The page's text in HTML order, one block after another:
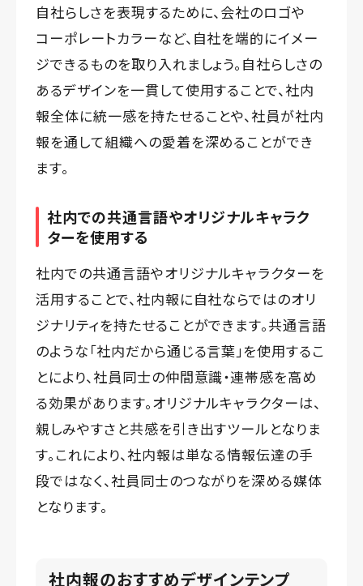
自社らしさを表現するために、会社のロゴや
コーポレートカラーなど、自社を端的にイメー
ジできるものを取り入れましょう。自社らしさの
あるデザインを一貫して使用することで、社内
報全体に統一感を持たせることや、社員が社内
報を通して組織への愛着を深めることができ
ます。
社内での共通言語やオリジナルキャラク
ターを使用する
社内での共通言語やオリジナルキャラクターを
活用することで、社内報に自社ならではのオリ
ジナリティを持たせることができます。共通言語
のような「社内だから通じる言葉」を使用するこ
とにより、社員同士の仲間意識・連帯感を高め
る効果があります。オリジナルキャラクターは、
親しみやすさと共感を引き出すツールとなりま
す。これにより、社内報は単なる情報伝達の手
段ではなく、社員同士のつながりを深める媒体
となります。
社内報のおすすめデザインテンプ